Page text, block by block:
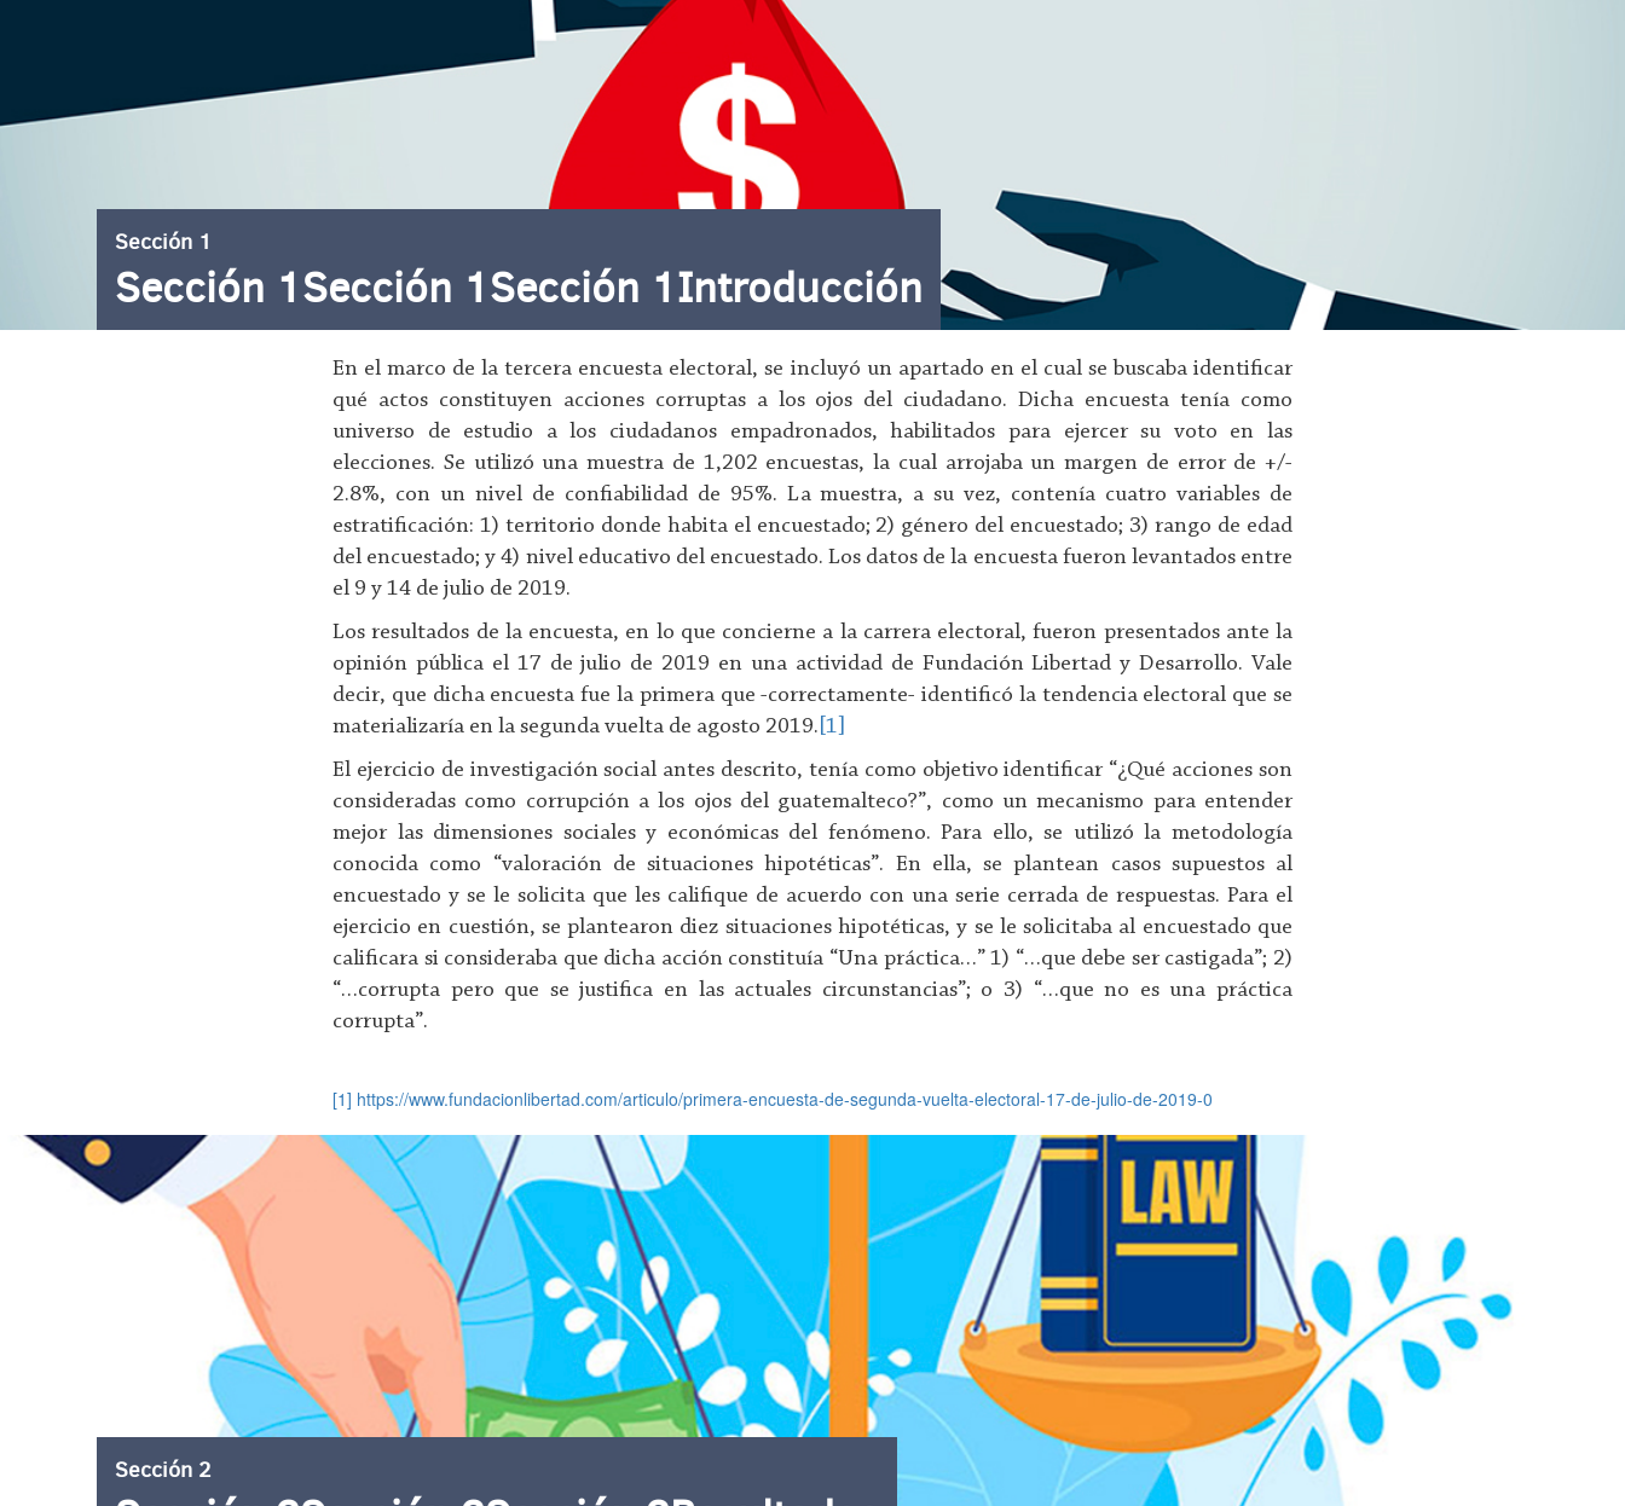
Sección 1
Sección 1Sección 1Sección 1Introducción
En el marco de la tercera encuesta electoral, se incluyó un apartado en el cual se buscaba identificar
qué actos constituyen acciones corruptas a los ojos del ciudadano. Dicha encuesta tenía como
universo de estudio a los ciudadanos empadronados, habilitados para ejercer su voto en las
elecciones. Se utilizó una muestra de 1,202 encuestas, la cual arrojaba un margen de error de +/-
2.8%, con un nivel de confiabilidad de 95%. La muestra, a su vez, contenía cuatro variables de
estratificación: 1) territorio donde habita el encuestado; 2) género del encuestado; 3) rango de edad
del encuestado; y 4) nivel educativo del encuestado. Los datos de la encuesta fueron levantados entre
el 9 y 14 de julio de 2019.
Los resultados de la encuesta, en lo que concierne a la carrera electoral, fueron presentados ante la
opinión pública el 17 de julio de 2019 en una actividad de Fundación Libertad y Desarrollo. Vale
decir, que dicha encuesta fue la primera que -correctamente- identificó la tendencia electoral que se
materializaría en la segunda vuelta de agosto 2019. [1]
El ejercicio de investigación social antes descrito, tenía como objetivo identificar “¿Qué acciones son
consideradas como corrupción a los ojos del guatemalteco?”, como un mecanismo para entender
mejor las dimensiones sociales y económicas del fenómeno. Para ello, se utilizó la metodología
conocida como “valoración de situaciones hipotéticas”. En ella, se plantean casos supuestos al
encuestado y se le solicita que les califique de acuerdo con una serie cerrada de respuestas. Para el
ejercicio en cuestión, se plantearon diez situaciones hipotéticas, y se le solicitaba al encuestado que
calificara si consideraba que dicha acción constituía “Una práctica…” 1) “…que debe ser castigada”; 2)
“…corrupta pero que se justifica en las actuales circunstancias”; o 3) “…que no es una práctica
corrupta”.
[1] https://www.fundacionlibertad.com/articulo/primera-encuesta-de-segunda-vuelta-electoral-17-de-julio-de-2019-0
Sección 2